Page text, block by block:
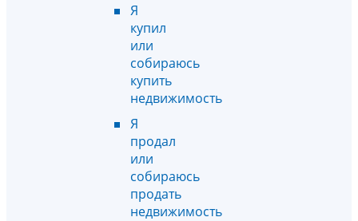
Я
купил
или
собираюсь
купить
недвижимость
Я
продал
или
собираюсь
продать
недвижимость